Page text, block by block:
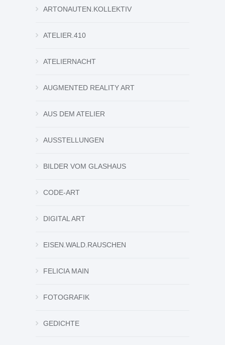
ARTONAUTEN.KOLLEKTIV
ATELIER.410
ATELIERNACHT
AUGMENTED REALITY ART
AUS DEM ATELIER
AUSSTELLUNGEN
BILDER VOM GLASHAUS
CODE-ART
DIGITAL ART
EISEN.WALD.RAUSCHEN
FELICIA MAIN
FOTOGRAFIK
GEDICHTE